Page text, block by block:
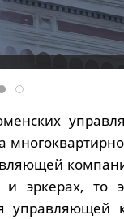
эркерах, то
управляющей